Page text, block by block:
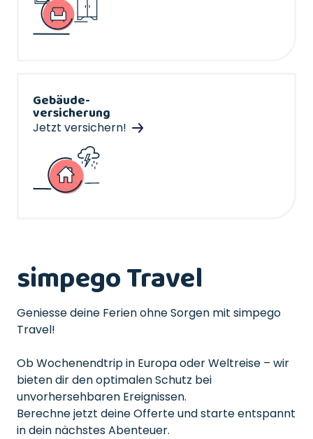
Gebäude-
versicherung
Jetzt versichern!
simpego Travel
Geniesse deine Ferien ohne Sorgen mit simpego
Travel!
Ob Wochenendtrip in Europa oder Weltreise – wir
bieten dir den optimalen Schutz bei
unvorhersehbaren Ereignissen.
Berechne jetzt deine Offerte und starte entspannt
in dein nächstes Abenteuer.